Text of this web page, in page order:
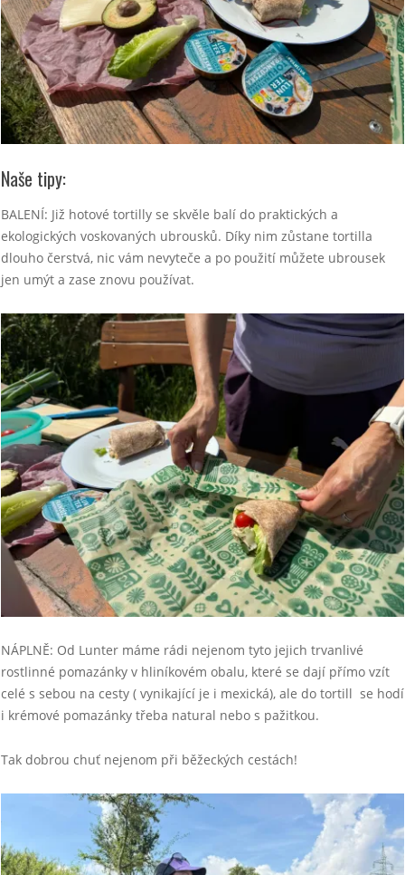
Naše tipy:
BALENÍ: Již hotové tortilly se skvěle balí do praktických a
ekologických voskovaných ubrousků. Díky nim zůstane tortilla
dlouho čerstvá, nic vám nevyteče a po použití můžete ubrousek
jen umýt a zase znovu používat.
NÁPLNĚ: Od Lunter máme rádi nejenom tyto jejich trvanlivé
rostlinné pomazánky v hliníkovém obalu, které se dají přímo vzít
celé s sebou na cesty ( vynikající je i mexická), ale do tortill se hodí
i krémové pomazánky třeba natural nebo s pažitkou.
Tak dobrou chuť nejenom při běžeckých cestách!